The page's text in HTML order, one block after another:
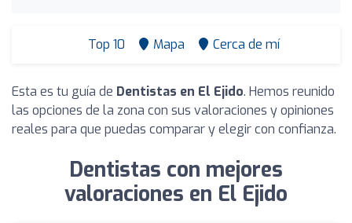
Top 10 Mapa Cerca de mí
Esta es tu guía de Dentistas en El Ejido. Hemos reunido
las opciones de la zona con sus valoraciones y opiniones
reales para que puedas comparar y elegir con confianza.
Dentistas con mejores
valoraciones en El Ejido